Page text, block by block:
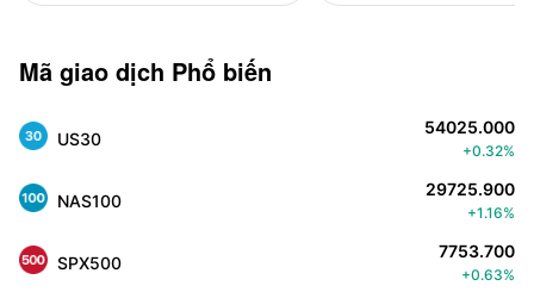
Mã giao dịch Phổ biến
US30
54025.000
+0.32%
NAS100
29725.900
+1.16%
SPX500
7753.700
+0.63%